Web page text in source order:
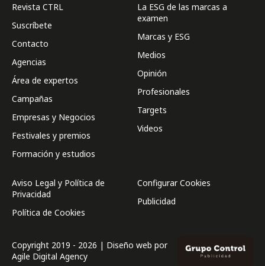
Revista CTRL
Suscríbete
Contacto
Agencias
Área de expertos
Campañas
Empresas y Negocios
Festivales y premios
Formación y estudios
La ESG de las marcas a
examen
Marcas y ESG
Medios
Opinión
Profesionales
Targets
Videos
Aviso Legal y Política de
Privacidad
Política de Cookies
Configurar Cookies
Publicidad
Copyright 2019 - 2026 | Diseño web por
Agile Digital Agency